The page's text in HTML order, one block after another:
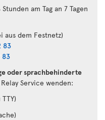
am Tag an 7 Tagen
aus dem Festnetz)
83
83
oder sprachbehinderte
Service wenden: